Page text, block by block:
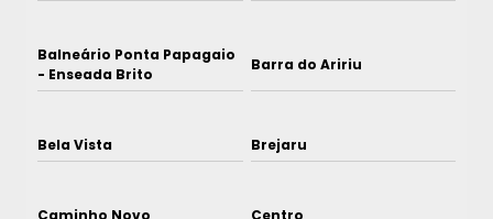
Balneário Ponta Papagaio
- Enseada Brito
Barra do Aririu
Bela Vista Brejaru
Caminho Novo Centro